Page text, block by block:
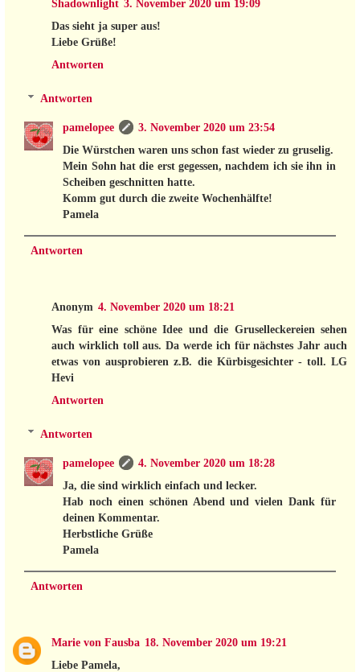
Shadownlight 3. November 2020 um 19:09
Das sieht ja super aus!
Liebe Grüße!
Antworten
Antworten
pamelopee
3. November 2020 um 23:54
Die Würstchen waren uns schon fast wieder zu gruselig.
Mein Sohn hat die erst gegessen, nachdem ich sie ihn in
Scheiben geschnitten hatte.
Komm gut durch die zweite Wochenhälfte!
Pamela
Antworten
Anonym 4. November 2020 um 18:21
Was für eine schöne Idee und die Gruselleckereien sehen
auch wirklich toll aus. Da werde ich für nächstes Jahr auch
etwas von ausprobieren z.B. die Kürbisgesichter - toll. LG
Hevi
Antworten
Antworten
pamelopee
4. November 2020 um 18:28
Ja, die sind wirklich einfach und lecker.
Hab noch einen schönen Abend und vielen Dank für
deinen Kommentar.
Herbstliche Grüße
Pamela
Antworten
Marie von Fausba 18. November 2020 um 19:21
Liebe Pamela,